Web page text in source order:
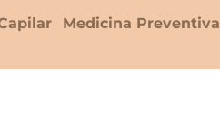
Medicina Preventiva